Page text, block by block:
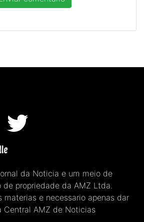
da Noticia e um meio de
de propriedade da AMZ Ltda.
materias e necessario apenas dar
Central AMZ de Noticias